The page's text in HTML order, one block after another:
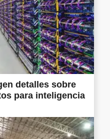
detalles sobre
para inteligencia